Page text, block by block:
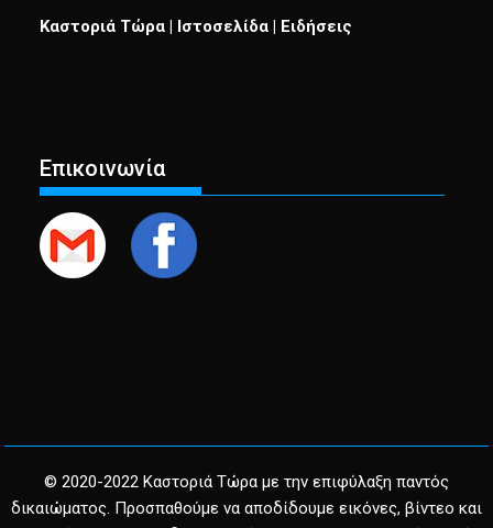
Καστοριά Τώρα | Ιστοσελίδα | Ειδήσεις
Επικοινωνία
© 2020-2022 Καστοριά Τώρα με την επιφύλαξη παντός
δικαιώματος. Προσπαθούμε να αποδίδουμε εικόνες, βίντεο και